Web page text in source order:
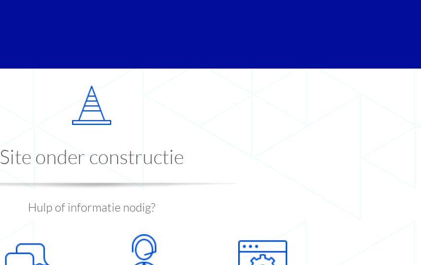
Site onder constructie
Hulp of informatie nodig?